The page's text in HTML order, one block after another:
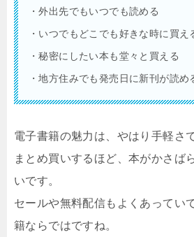
・外出先でもいつでも読める
・いつでもどこでも好きな時に買え
・秘密にしたい本も堂々と買える
・地方住みでも発売日に新刊が読め
電子書籍の魅力は、やはり手軽さ
まとめ買いするほど、本がかさば
いです。
セールや無料配信もよくあってい
籍ならではですね。